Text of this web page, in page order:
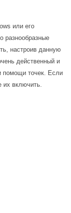
или его
разнообразные
настроив данную
действенный и
помощи точек. Если
их включить.